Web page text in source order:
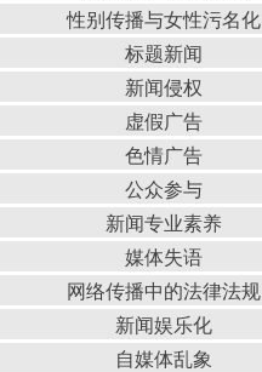
性别传播与女性污名化
标题新闻
新闻侵权
虚假广告
色情广告
公众参与
新闻专业素养
媒体失语
网络传播中的法律法规
新闻娱乐化
自媒体乱象